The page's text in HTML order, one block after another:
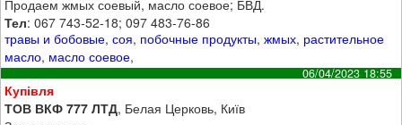
Продаем жмых соевый, масло соевое; БВД.
Тел: 067 743-52-18; 097 483-76-86
травы и бобовые,соя, побочные продукты,жмых, растительное
масло, масло соевое,
06/04/2023 18:55
Купівля
ТОВ ВКФ 777 ЛТД, Белая Церковь, Київ